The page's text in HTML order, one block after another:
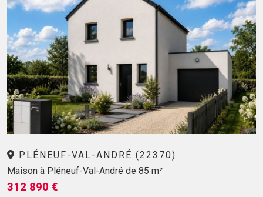
PLÉNEUF-VAL-ANDRÉ (22370)
Maison à Pléneuf-Val-André de 85 m²
312 890 €